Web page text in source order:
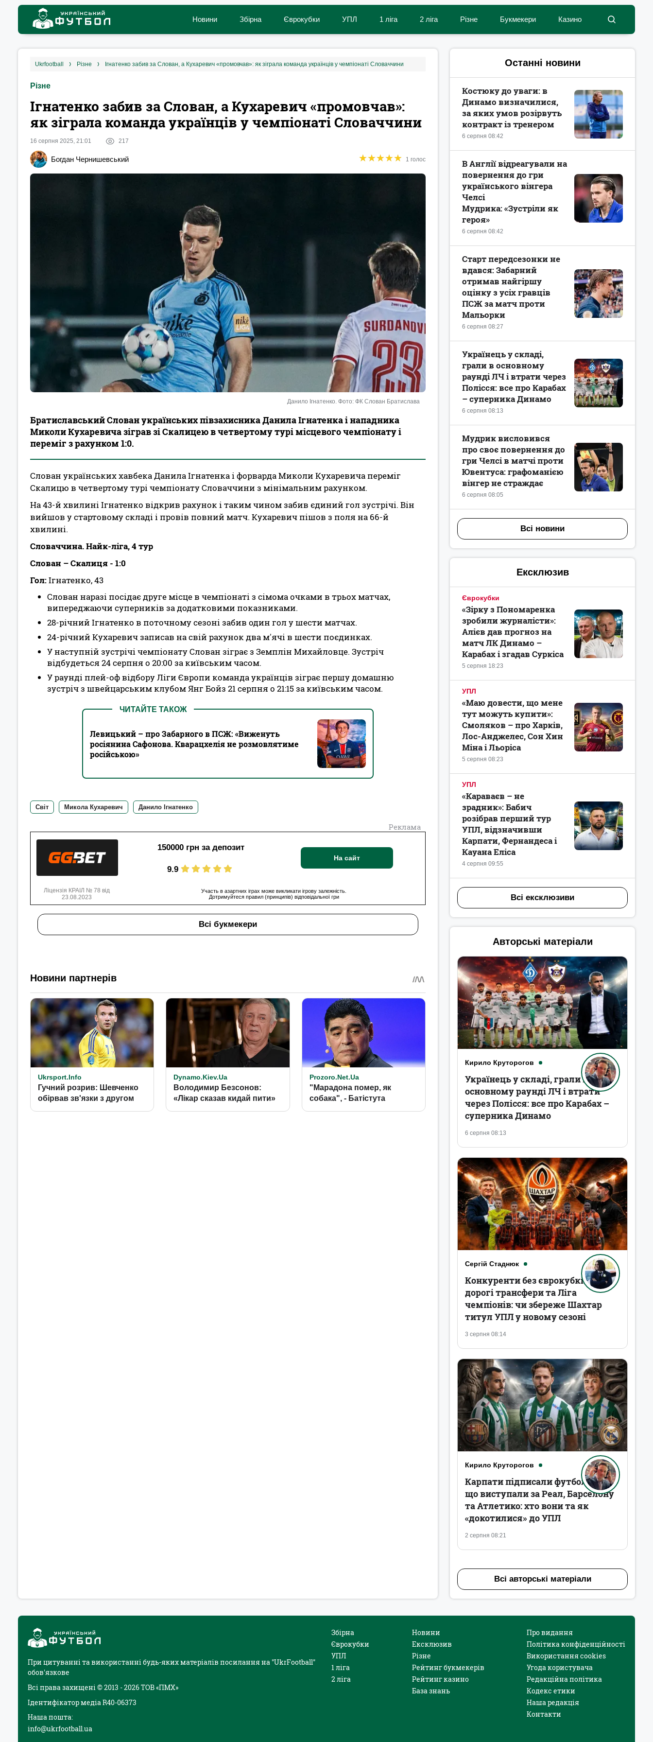
Новини Збірна Єврокубки УПЛ 1 ліга 2 ліга Різне Букмекери Казино
ukrfootball різне Ігнатенко забив за Слован, а Кухаревич «промовчав»: як зіграла команда українців у чемпіонаті Словаччини
Різне
Ігнатенко забив за Слован, а Кухаревич «промовчав»:
як зіграла команда українців у чемпіонаті Словаччини
16 серпня 2025, 21:01 217
Богдан Чернишевський ★★★★★
★★★★★ 1 голос
Данило Ігнатенко. Фото: ФК Слован Братислава
Братиславський Слован українських півзахисника Данила Ігнатенка і нападника
Миколи Кухаревича зіграв зі Скалицею в четвертому турі місцевого чемпіонату і
переміг з рахунком 1:0.
Слован українських хавбека Данила Ігнатенка і форварда Миколи Кухаревича переміг
Скалицю в четвертому турі чемпіонату Словаччини з мінімальним рахунком.
На 43-й хвилині Ігнатенко відкрив рахунок і таким чином забив єдиний гол зустрічі. Він
вийшов у стартовому складі і провів повний матч. Кухаревич пішов з поля на 66-й
хвилині.
Словаччина. Найк-ліга, 4 тур
Слован – Скалиця - 1:0
Гол:Ігнатенко, 43
Слован наразі посідає друге місце в чемпіонаті з сімома очками в трьох матчах,
випереджаючи суперників за додатковими показниками.
28-річний Ігнатенко в поточному сезоні забив один гол у шести матчах.
24-річний Кухаревич записав на свій рахунок два м'ячі в шести поєдинках.
У наступній зустрічі чемпіонату Слован зіграє з Земплін Михайловце. Зустріч
відбудеться 24 серпня о 20:00 за київським часом.
У раунді плей-оф відбору Ліги Європи команда українців зіграє першу домашню
зустріч з швейцарським клубом Янг Бойз 21 серпня о 21:15 за київським часом.
ЧИТАЙТЕ ТАКОЖ
Левицький – про Забарного в ПСЖ: «Виженуть
росіянина Сафонова. Кварацхелія не розмовлятиме
російською»
Світ Микола Кухаревич Данило Ігнатенко
Реклама
150000 грн за депозит
9.9
На сайт
Ліцензія КРАІЛ № 78 від
23.08.2023
Участь в азартних іграх може викликати ігрову залежність.
Дотримуйтеся правил (принципів) відповідальної гри
Всі букмекери
Останні новини
6 серпня 08:42
Костюку до уваги: в
Динамо визначилися,
за яких умов розірвуть
контракт із тренером
6 серпня 08:42
В Англії відреагували на
повернення до гри
українського вінгера
Челсі
Мудрика: «Зустріли як
героя»
6 серпня 08:27
Старт передсезонки не
вдався: Забарний
отримав найгіршу
оцінку з усіх гравців
ПСЖ за матч проти
Мальорки
6 серпня 08:13
Українець у складі,
грали в основному
раунді ЛЧ і втрати через
Полісся: все про Карабах
– суперника Динамо
6 серпня 08:05
Мудрик висловився
про своє повернення до
гри Челсі в матчі проти
Ювентуса: графоманією
вінгер не страждає
Всі новини
Ексклюзив
Єврокубки
5 серпня 18:23
«Зірку з Пономаренка
зробили журналісти»:
Алієв дав прогноз на
матч ЛК Динамо –
Карабах і згадав Суркіса
УПЛ
5 серпня 08:23
«Маю довести, що мене
тут можуть купити»:
Смоляков – про Харків,
Лос-Анджелес, Сон Хин
Міна і Льоріса
УПЛ
4 серпня 09:55
«Караваєв – не
зрадник»: Бабич
розібрав перший тур
УПЛ, відзначивши
Карпати, Фернандеса і
Кауана Еліса
Всі ексклюзиви
Авторські матеріали
Кирило Круторогов
6 серпня 08:13
Українець у складі, грали в
основному раунді ЛЧ і втрати
через Полісся: все про Карабах –
суперника Динамо
Сергій Стаднюк
3 серпня 08:14
Конкуренти без єврокубків,
дорогі трансфери та Ліга
чемпіонів: чи збереже Шахтар
титул УПЛ у новому сезоні
Кирило Круторогов
2 серпня 08:21
Карпати підписали футболістів,
що виступали за Реал, Барселону
та Атлетико: хто вони та як
«докотилися» до УПЛ
Всі авторські матеріали
При цитуванні та використанні будь-яких матеріалів посилання на "UkrFootball"
обов'язкове
Всі права захищені © 2013 - 2026 ТОВ «ПМХ»
Ідентифікатор медіа R40-06373
Наша пошта:
info@ukrfootball.ua
Збірна
Єврокубки
УПЛ
1 ліга
2 ліга
Новини
Ексклюзив
Різне
Рейтинг букмекерів
Рейтинг казино
База знань
Про видання
Політика конфіденційності
Використання cookies
Угода користувача
Редакційна політика
Кодекс етики
Наша редакція
Контакти